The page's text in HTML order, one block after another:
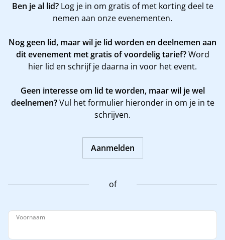
Ben je al lid?Log je in om gratis of met korting deel te
nemen aan onze evenementen.
Nog geen lid, maar wil je lid worden en deelnemen aan
dit evenement met gratis of voordelig tarief?Word
hier lid en schrijf je daarna in voor het event.
Geen interesse om lid te worden, maar wil je wel
deelnemen?Vul het formulier hieronder in om je in te
schrijven.
Aanmelden
of
Voornaam